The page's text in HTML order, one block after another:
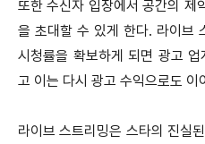
또한 수신자 입장에서 공간의 제
을 초대할 수 있게 한다. 라이브
시청률을 확보하게 되면 광고
고 이는 다시 광고 수익으로도 이
라이브 스트리밍은 스타의 진실